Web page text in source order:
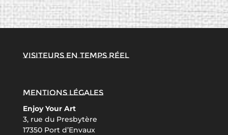
Visiteurs en temps réel
Mentions légales
Enjoy Your Art
3, rue du Presbytère
17350 Port d’Envaux